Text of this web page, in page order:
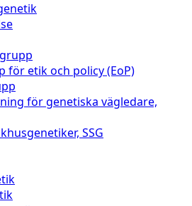
för etik och policy (EoP)
för genetiska vägledare,
SSG